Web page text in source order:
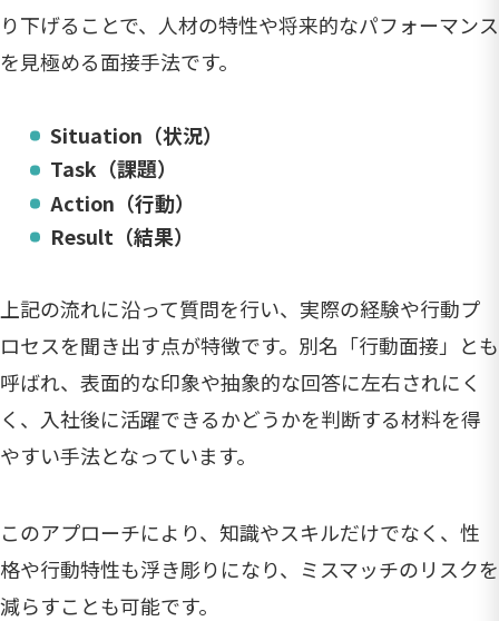
り下げることで、人材の特性や将来的なパフォーマンス
を見極める面接手法です。
Situation（状況）
Task（課題）
Action（行動）
Result（結果）
上記の流れに沿って質問を行い、実際の経験や行動プ
ロセスを聞き出す点が特徴です。別名「行動面接」とも
呼ばれ、表面的な印象や抽象的な回答に左右されにく
く、入社後に活躍できるかどうかを判断する材料を得
やすい手法となっています。
このアプローチにより、知識やスキルだけでなく、性
格や行動特性も浮き彫りになり、ミスマッチのリスクを
減らすことも可能です。